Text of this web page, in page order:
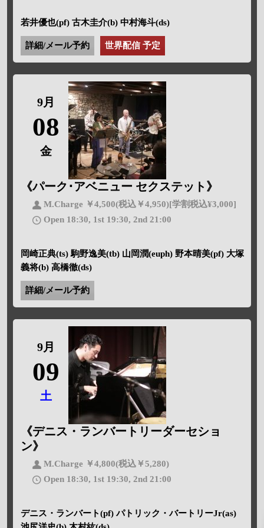
若井優也(pf) 古木圭介(b) 中村海斗(ds)
詳細/メール予約 世界配信 予定
9月
08
金
《パーク･アベニュー セクステット》
M.Charge ￥4,500(税込￥4,950)[学割税込¥3,000]
Open 18:30, 1st 19:30, 2nd 21:00
岡崎正典(ts) 駒野逸美(tb) 山岡潤(euph) 野本晴美(pf) 大塚
義将(b) 高橋徹(ds)
詳細/メール予約
9月
09
土
《デニス・ランバートリーダーセショ
ン》
M.Charge ￥4,800(税込￥5,280)
Open 18:30, 1st 19:30, 2nd 21:00
デニス・ランバート(pf) パトリック・バートリーJr(as)